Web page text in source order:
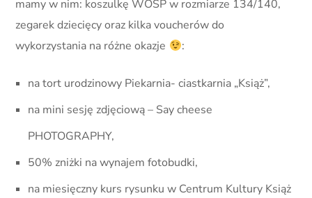
mamy w nim: koszulkę WOŚP w rozmiarze 134/140,
zegarek dziecięcy oraz kilka voucherów do
wykorzystania na różne okazje
:
na tort urodzinowy Piekarnia- ciastkarnia „Książ”,
na mini sesję zdjęciową – Say cheese
PHOTOGRAPHY,
50% zniżki na wynajem fotobudki,
na miesięczny kurs rysunku w Centrum Kultury Książ